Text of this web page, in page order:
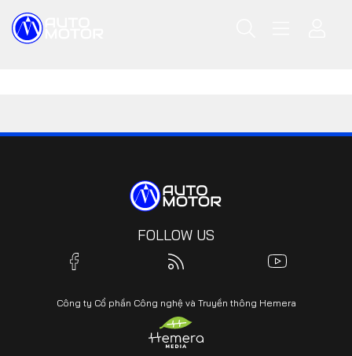
FOLLOW US
Công ty Cổ phần Công nghệ và Truyền thông Hemera